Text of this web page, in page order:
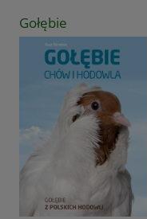
Gołębie